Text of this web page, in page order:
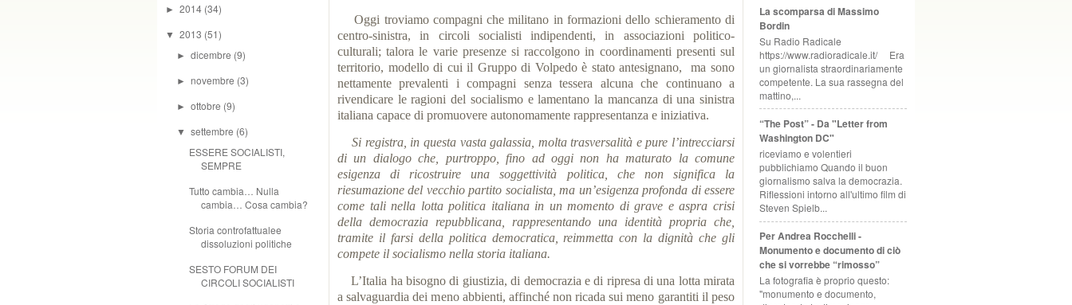
► 2014 (34)
▼ 2013 (51)
►dicembre (9)
►novembre (3)
►ottobre (9)
▼settembre (6)
ESSERE SOCIALISTI,
SEMPRE
Tutto cambia… Nulla
cambia… Cosa cambia?
Storia controfattualee
dissoluzioni politiche
SESTO FORUM DEI
CIRCOLI SOCIALISTI
Oggi troviamo compagni che militano in formazioni dello schieramento di
centro-sinistra, in circoli socialisti indipendenti, in associazioni politico-
culturali; talora le varie presenze si raccolgono in coordinamenti presenti sul
territorio, modello di cui il Gruppo di Volpedo è stato antesignano, ma sono
nettamente prevalenti i compagni senza tessera alcuna che continuano a
rivendicare le ragioni del socialismo e lamentano la mancanza di una sinistra
italiana capace di promuovere autonomamente rappresentanza e iniziativa.
Si registra, in questa vasta galassia, molta trasversalità e pure l’intrecciarsi
di un dialogo che, purtroppo, fino ad oggi non ha maturato la comune
esigenza di ricostruire una soggettività politica, che non significa la
riesumazione del vecchio partito socialista, ma un’esigenza profonda di essere
come tali nella lotta politica italiana in un momento di grave e aspra crisi
della democrazia repubblicana, rappresentando una identità propria che,
tramite il farsi della politica democratica, reimmetta con la dignità che gli
compete il socialismo nella storia italiana.
L’Italia ha bisogno di giustizia, di democrazia e di ripresa di una lotta mirata
a salvaguardia dei meno abbienti, affinché non ricada sui meno garantiti il peso
La scomparsa di Massimo
Bordin
Su Radio Radicale
https://www.radioradicale.it/ Era
un giornalista straordinariamente
competente. La sua rassegna del
mattino,...
“The Post” - Da "Letter from
Washington DC"
riceviamo e volentieri
pubblichiamo Quando il buon
giornalismo salva la democrazia.
Riflessioni intorno all'ultimo film di
Steven Spielb...
Per Andrea Rocchelli -
Monumento e documento di ciò
che si vorrebbe “rimosso”
La fotografia è proprio questo:
"monumento e documento,